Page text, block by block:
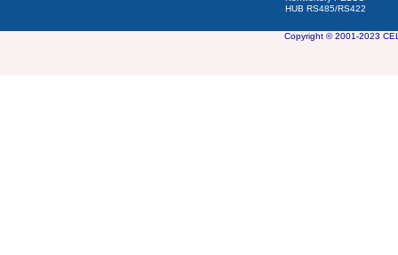
HUB RS485/RS422
Copyright © 2001-2023